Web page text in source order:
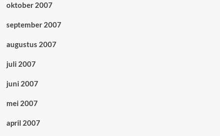
oktober 2007
september 2007
augustus 2007
juli 2007
juni 2007
mei 2007
april 2007